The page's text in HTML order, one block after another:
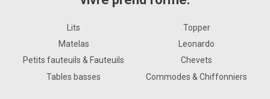
Lits
Matelas
Petits fauteuils & Fauteuils
Tables basses
Topper
Leonardo
Chevets
Commodes & Chiffonniers